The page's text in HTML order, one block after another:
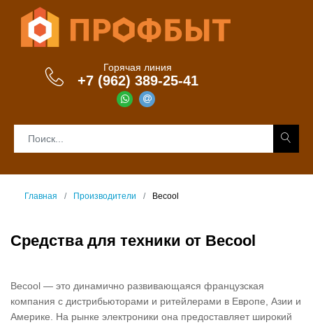
Горячая линия
+7 (962) 389-25-41
Главная Производители Becool
Средства для техники от Becool
Becool — это динамично развивающаяся французская
компания с дистрибьюторами и ритейлерами в Европе, Азии и
Америке. На рынке электроники она предоставляет широкий